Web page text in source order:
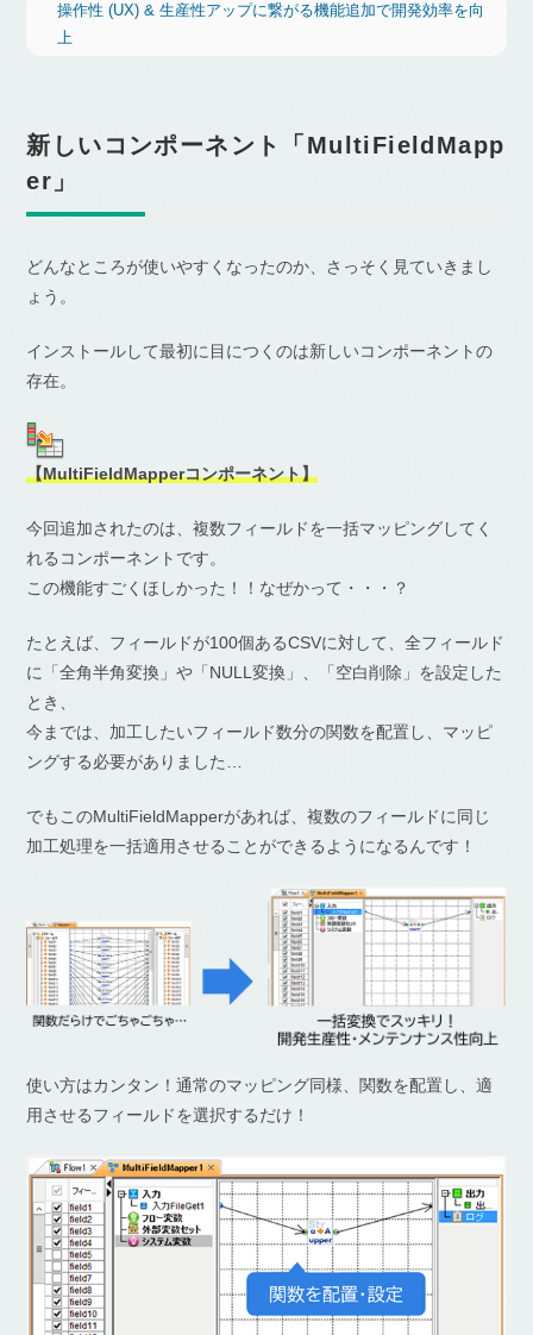
操作性 (UX) & 生産性アップに繋がる機能追加で開発効率を向
上
新しいコンポーネント「MultiFieldMapp
er」
どんなところが使いやすくなったのか、さっそく見ていきまし
ょう。
インストールして最初に目につくのは新しいコンポーネントの
存在。
【MultiFieldMapperコンポーネント】
今回追加されたのは、複数フィールドを一括マッピングしてく
れるコンポーネントです。
この機能すごくほしかった！！なぜかって・・・？
たとえば、フィールドが100個あるCSVに対して、全フィールド
に「全角半角変換」や「NULL変換」、「空白削除」を設定した
とき、
今までは、加工したいフィールド数分の関数を配置し、マッピ
ングする必要がありました…
でもこのMultiFieldMapperがあれば、複数のフィールドに同じ
加工処理を一括適用させることができるようになるんです！
使い方はカンタン！通常のマッピング同様、関数を配置し、適
用させるフィールドを選択するだけ！